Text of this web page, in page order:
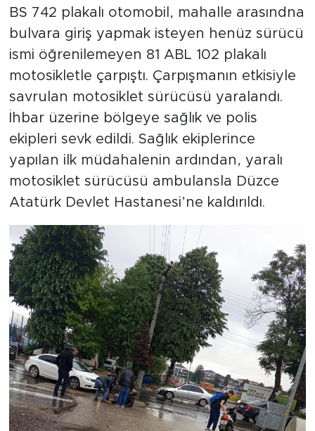
BS 742 plakalı otomobil, mahalle arasındna
bulvara giriş yapmak isteyen henüz sürücü
ismi öğrenilemeyen 81 ABL 102 plakalı
motosikletle çarpıştı. Çarpışmanın etkisiyle
savrulan motosiklet sürücüsü yaralandı.
İhbar üzerine bölgeye sağlık ve polis
ekipleri sevk edildi. Sağlık ekiplerince
yapılan ilk müdahalenin ardından, yaralı
motosiklet sürücüsü ambulansla Düzce
Atatürk Devlet Hastanesi’ne kaldırıldı.